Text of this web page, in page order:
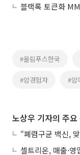
블랙록 토큰화
#올림푸스한국
#암경험자 #암
노상우 기자의 주요